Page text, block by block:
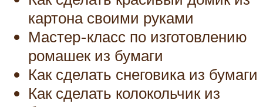
картона своими руками
Мастер-класс по изготовлению
ромашек из бумаги
Как сделать снеговика из бумаги
Как сделать колокольчик из